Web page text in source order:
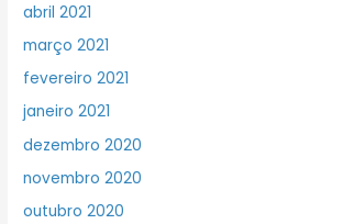
abril 2021
março 2021
fevereiro 2021
janeiro 2021
dezembro 2020
novembro 2020
outubro 2020